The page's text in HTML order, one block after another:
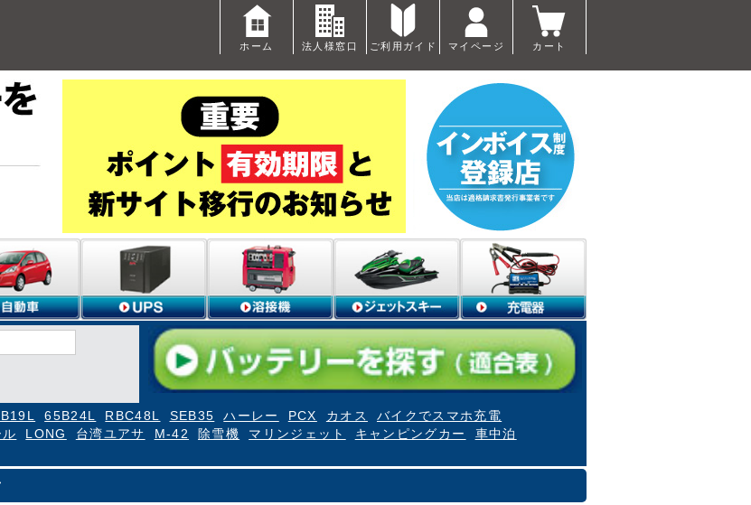
ホーム 法人様窓口 ご利用ガイド マイページ カート
65B24L RBC48L SEB35 ハーレー PCX カオス
バイクでスマホ充電
LONG 台湾ユアサ M-42 除雪機 マリンジェット キャンピングカー 車中泊